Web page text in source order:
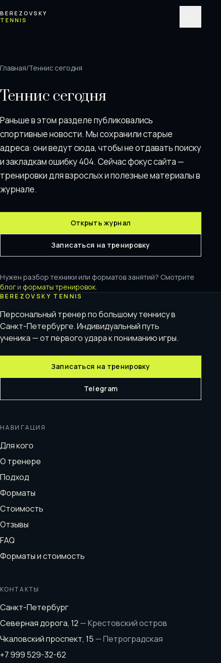
BEREZOVSKY
TENNIS
Главная/Теннис сегодня
Теннис сегодня
Раньше в этом разделе публиковались
спортивные новости. Мы сохранили старые
адреса: они ведут сюда, чтобы не отдавать поискy
и закладкам ошибку 404. Сейчас фокус сайта —
тренировки для взрослых и полезные материалы в
журнале.
Открыть журнал
Записаться на тренировку
Нужен разбор техники или форматов занятий? Смотрите
блог и форматы тренировок.
BEREZOVSKY TENNIS
Персональный тренер по большому теннису в
Санкт-Петербурге. Индивидуальный путь
ученика — от первого удара к пониманию игры.
Записаться на тренировку
Telegram
НАВИГАЦИЯ
Для кого
О тренере
Подход
Форматы
Стоимость
Отзывы
FAQ
Форматы и стоимость
КОНТАКТЫ
Санкт-Петербург
Северная дорога, 12 —Крестовский остров
Чкаловский проспект, 15 —Петроградская
+7 999 529-32-62